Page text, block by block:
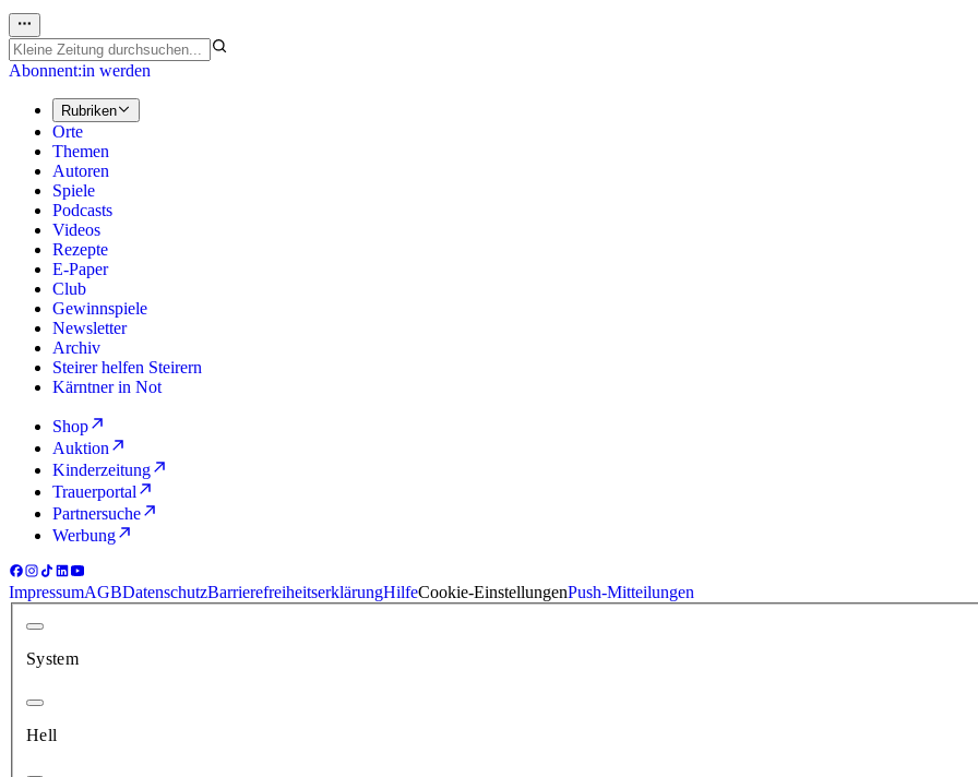
Abonnent:in werden
Rubriken
Orte
Themen
Autoren
Spiele
Podcasts
Videos
Rezepte
E-Paper
Club
Gewinnspiele
Newsletter
Archiv
Steirer helfen Steirern
Kärntner in Not
Shop
Auktion
Kinderzeitung
Trauerportal
Partnersuche
Werbung
ImpressumAGBDatenschutzBarrierefreiheitserklärungHilfeCookie-EinstellungenPush-Mitteilungen
System
Hell